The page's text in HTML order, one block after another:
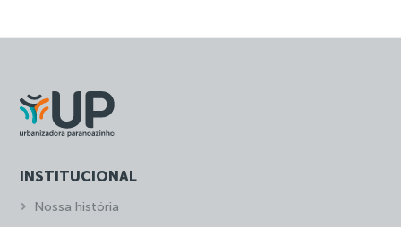
INSTITUCIONAL
Nossa história